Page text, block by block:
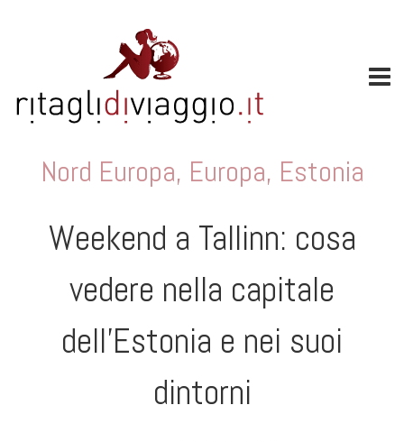
Nord Europa, Europa, Estonia
Weekend a Tallinn: cosa
vedere nella capitale
dell’Estonia e nei suoi
dintorni